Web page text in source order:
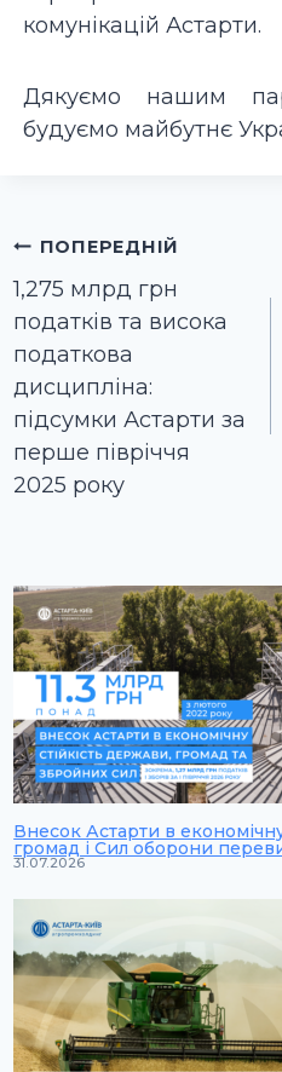
комунікацій Астарти.
Дякуємо нашим
будуємо майбутнє
Навігація
записів
ПОПЕРЕДНІЙ
1,275 млрд грн
податків та висока
податкова
дисципліна:
підсумки Астарти за
перше півріччя
2025 року
Внесок Астарти в
громад і Сил оборони
31.07.2026